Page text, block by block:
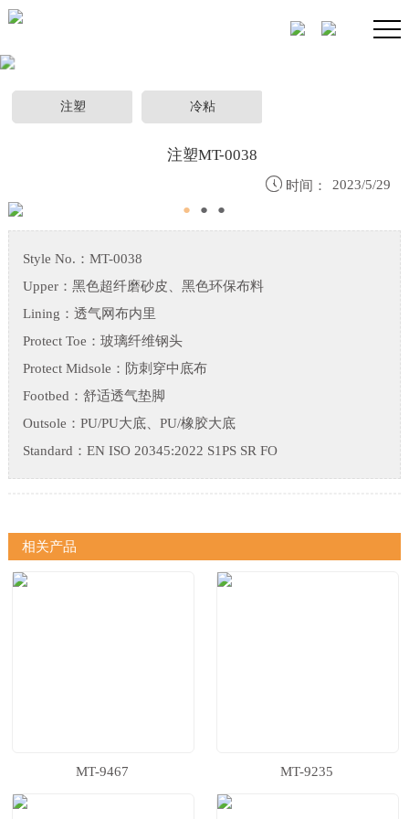
注塑 冷粘
注塑MT-0038
 时间：
2023/5/29
●
● ●
Style No.：MT-0038
Upper：黑色超纤磨砂皮、黑色环保布料
Lining：透气网布内里
Protect Toe：玻璃纤维钢头
Protect Midsole：防刺穿中底布
Footbed：舒适透气垫脚
Outsole：PU/PU大底、PU/橡胶大底
Standard：EN ISO 20345:2022 S1PS SR FO
相关产品
MT-9467 MT-9235